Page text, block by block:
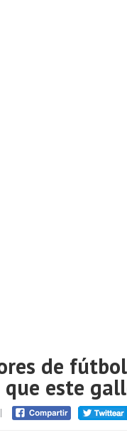
de
este